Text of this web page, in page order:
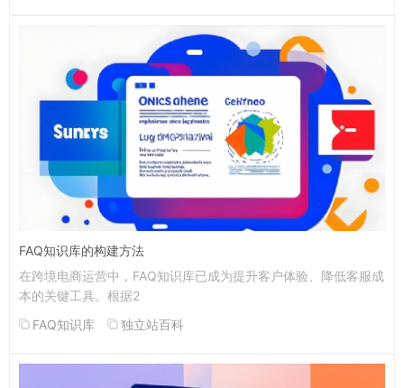
FAQ知识库的构建方法
在跨境电商运营中，FAQ知识库已成为提升客户体验、降低客服成
本的关键工具。根据2
FAQ知识库
独立站百科